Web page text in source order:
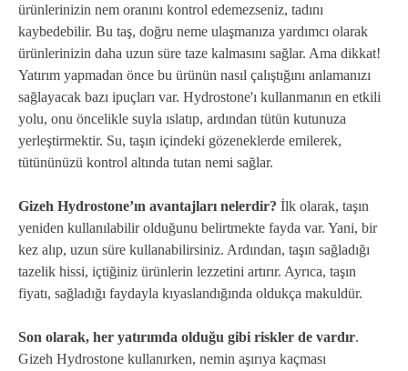
ürünlerinizin nem oranını kontrol edemezseniz, tadını
kaybedebilir. Bu taş, doğru neme ulaşmanıza yardımcı olarak
ürünlerinizin daha uzun süre taze kalmasını sağlar. Ama dikkat!
Yatırım yapmadan önce bu ürünün nasıl çalıştığını anlamanızı
sağlayacak bazı ipuçları var. Hydrostone'ı kullanmanın en etkili
yolu, onu öncelikle suyla ıslatıp, ardından tütün kutunuza
yerleştirmektir. Su, taşın içindeki gözeneklerde emilerek,
tütününüzü kontrol altında tutan nemi sağlar.
Gizeh Hydrostone’ın avantajları nelerdir? İlk olarak, taşın
yeniden kullanılabilir olduğunu belirtmekte fayda var. Yani, bir
kez alıp, uzun süre kullanabilirsiniz. Ardından, taşın sağladığı
tazelik hissi, içtiğiniz ürünlerin lezzetini artırır. Ayrıca, taşın
fiyatı, sağladığı faydayla kıyaslandığında oldukça makuldür.
Son olarak, her yatırımda olduğu gibi riskler de vardır.
Gizeh Hydrostone kullanırken, nemin aşırıya kaçması